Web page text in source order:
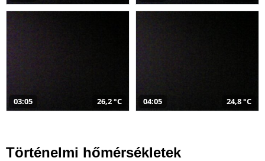
03:05 26,2 °C 04:05 24,8 °C
Történelmi hőmérsékletek